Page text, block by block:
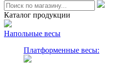
Каталог продукции
Напольные весы
Платформенные весы: